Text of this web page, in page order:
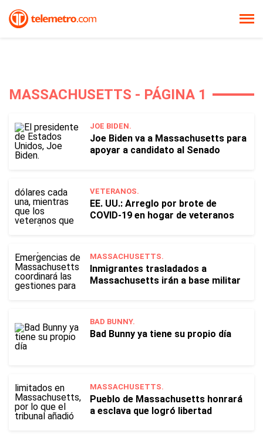
MASSACHUSETTS - PÁGINA 1
JOE BIDEN.
Joe Biden va a Massachusetts para
apoyar a candidato al Senado
VETERANOS.
EE. UU.: Arreglo por brote de
COVID-19 en hogar de veteranos
MASSACHUSETTS.
Inmigrantes trasladados a
Massachusetts irán a base militar
BAD BUNNY.
Bad Bunny ya tiene su propio día
MASSACHUSETTS.
Pueblo de Massachusetts honrará
a esclava que logró libertad